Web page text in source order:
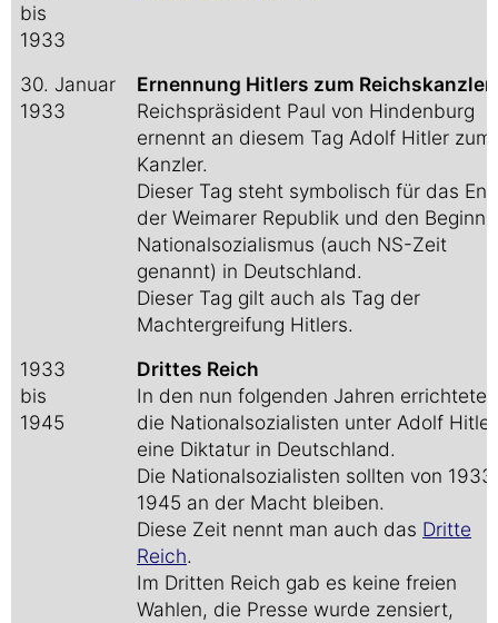
bis
1933
30. Januar
1933
Ernennung Hitlers zum Reichskanzler
Reichspräsident Paul von Hindenburg
ernennt an diesem Tag Adolf Hitler zum
Kanzler.
Dieser Tag steht symbolisch für das
der Weimarer Republik und den Beginn
Nationalsozialismus (auch NS-Zeit
genannt) in Deutschland.
Dieser Tag gilt auch als Tag der
Machtergreifung Hitlers.
1933
bis
1945
Drittes Reich
In den nun folgenden Jahren errichteten
die Nationalsozialisten unter Adolf Hitler
eine Diktatur in Deutschland.
Die Nationalsozialisten sollten von
1945 an der Macht bleiben.
Diese Zeit nennt man auch das Dritte
Reich.
Im Dritten Reich gab es keine freien
Wahlen, die Presse wurde zensiert,